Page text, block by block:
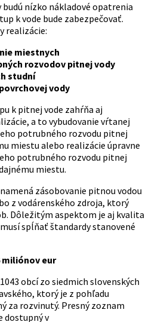
nízko nákladové opatrenia
k vode bude zabezpečovať.
realizácie:
miestnych
rozvodov pitnej vody
studní
vody
k pitnej vode zahŕňa aj
a to vybudovanie vŕtanej
potrubného rozvodu pitnej
miestu alebo realizácie úpravne
potrubného rozvodu pitnej
miestu.
zásobovanie pitnou vodou
z vodárenského zdroja, ktorý
Dôležitým aspektom je aj kvalita
spĺňať štandardy stanovené
miliónov eur
obcí zo siedmich slovenských
ktorý je z pohľadu
za rozvinutý. Presný zoznam
dostupný v